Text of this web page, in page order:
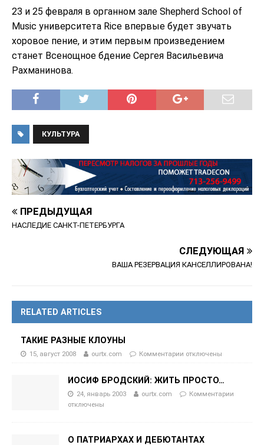
23 и 25 февраля в органном зале Shepherd School of
Music университета Rice впервые будет звучать
хоровое пение, и этим первым произведением
станет Всенощное бдение Сергея Васильевича
Рахманинова.
КУЛЬТУРА
ПРЕДЫДУЩАЯ
НАСЛЕДИЕ САНКТ-ПЕТЕРБУРГА
СЛЕДУЮЩАЯ
ВАША РЕЗЕРВАЦИЯ КАНСЕЛЛИРОВАНА!
RELATED ARTICLES
ТАКИЕ РАЗНЫЕ КЛОУНЫ
15, август 2008 ourtx.com Комментарии отключены
ИОСИФ БРОДСКИЙ: ЖИТЬ ПРОСТО…
24, январь 2003 ourtx.com
Комментарии
отключены
О ПАТРИАРХАХ И ДЕБЮТАНТАХ